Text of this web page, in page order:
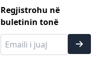
Regjistrohu në
buletinin tonë